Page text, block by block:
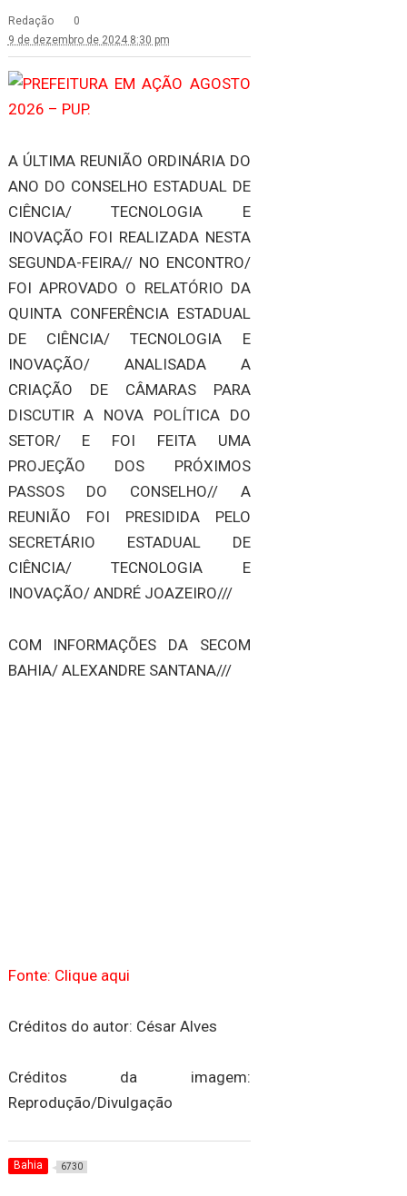
Redação
0
9 de dezembro de 2024 8:30 pm
A ÚLTIMA REUNIÃO ORDINÁRIA DO
ANO DO CONSELHO ESTADUAL DE
CIÊNCIA/ TECNOLOGIA E
INOVAÇÃO FOI REALIZADA NESTA
SEGUNDA-FEIRA// NO ENCONTRO/
FOI APROVADO O RELATÓRIO DA
QUINTA CONFERÊNCIA ESTADUAL
DE CIÊNCIA/ TECNOLOGIA E
INOVAÇÃO/ ANALISADA A
CRIAÇÃO DE CÂMARAS PARA
DISCUTIR A NOVA POLÍTICA DO
SETOR/ E FOI FEITA UMA
PROJEÇÃO DOS PRÓXIMOS
PASSOS DO CONSELHO// A
REUNIÃO FOI PRESIDIDA PELO
SECRETÁRIO ESTADUAL DE
CIÊNCIA/ TECNOLOGIA E
INOVAÇÃO/ ANDRÉ JOAZEIRO///
COM INFORMAÇÕES DA SECOM
BAHIA/ ALEXANDRE SANTANA///
Fonte: Clique aqui
Créditos do autor: César Alves
Créditos da imagem:
Reprodução/Divulgação
Bahia 6730